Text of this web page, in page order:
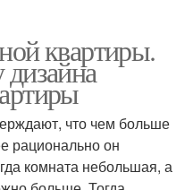
квартиры.
что чем больше
рационально он
комната небольшая, а